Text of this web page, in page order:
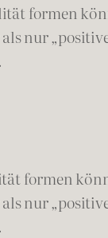
formen
nur
formen
nur